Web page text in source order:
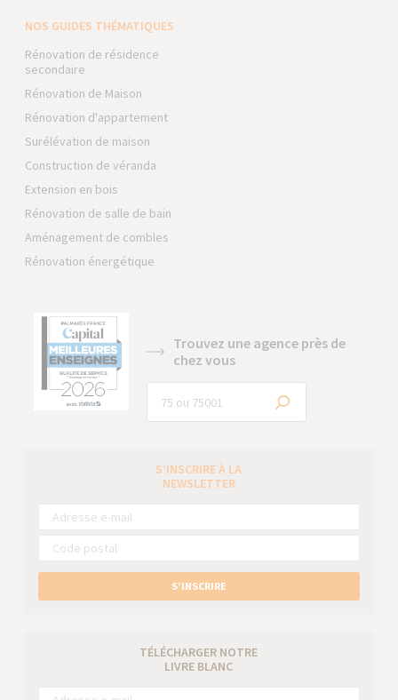
NOS GUIDES THÉMATIQUES
Rénovation de résidence
secondaire
Rénovation de Maison
Rénovation d'appartement
Surélévation de maison
Construction de véranda
Extension en bois
Rénovation de salle de bain
Aménagement de combles
Rénovation énergétique
Trouvez une agence près de
chez vous
S’INSCRIRE À LA
NEWSLETTER
S’INSCRIRE
TÉLÉCHARGER NOTRE
LIVRE BLANC